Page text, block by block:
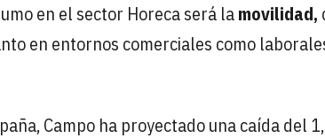
en el sector Horeca será lamovilidad,
en entornos comerciales como
Campo ha proyectado una caída del